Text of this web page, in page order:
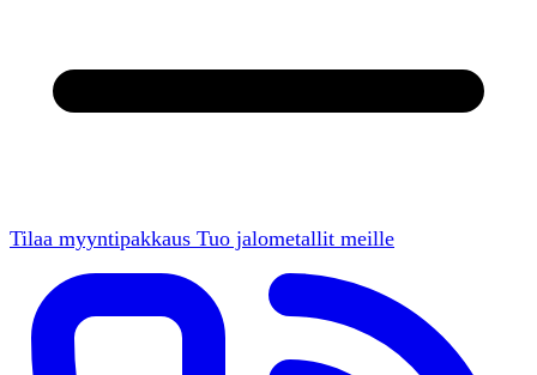
Tilaa myyntipakkaus Tuo jalometallit meille